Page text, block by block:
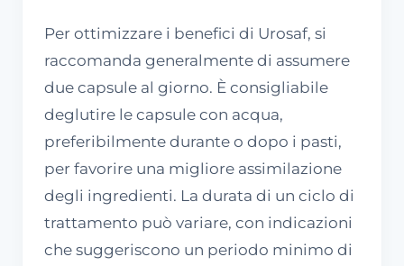
Per ottimizzare i benefici di Urosaf, si
raccomanda generalmente di assumere
due capsule al giorno. È consigliabile
deglutire le capsule con acqua,
preferibilmente durante o dopo i pasti,
per favorire una migliore assimilazione
degli ingredienti. La durata di un ciclo di
trattamento può variare, con indicazioni
che suggeriscono un periodo minimo di